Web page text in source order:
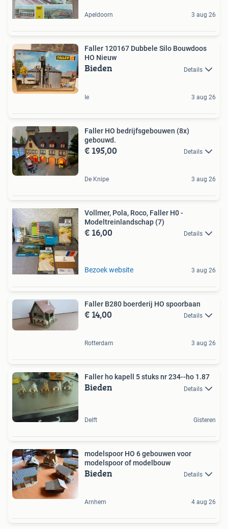
Apeldoorn 3 aug 26
Faller 120167 Dubbele Silo Bouwdoos
HO Nieuw
Bieden Details
Ie 3 aug 26
Faller HO bedrijfsgebouwen (8x)
gebouwd.
€ 195,00 Details
De Knipe 3 aug 26
Vollmer, Pola, Roco, Faller H0 -
Modeltreinlandschap (7)
€ 16,00 Details
Bezoek website 3 aug 26
Faller B280 boerderij HO spoorbaan
€ 14,00 Details
Rotterdam 3 aug 26
Faller ho kapell 5 stuks nr 234--ho 1.87
Bieden Details
Delft Gisteren
modelspoor HO 6 gebouwen voor
modelspoor of modelbouw
Bieden Details
Arnhem 4 aug 26